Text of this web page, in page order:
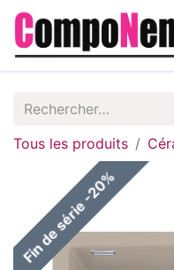
Tous les produits
Fin de série -20%